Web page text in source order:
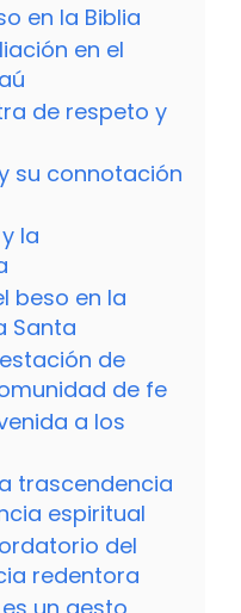
en la Biblia
en el
de respeto y
su connotación
la
beso en la
Santa
de
de fe
a los
trascendencia
espiritual
del
redentora